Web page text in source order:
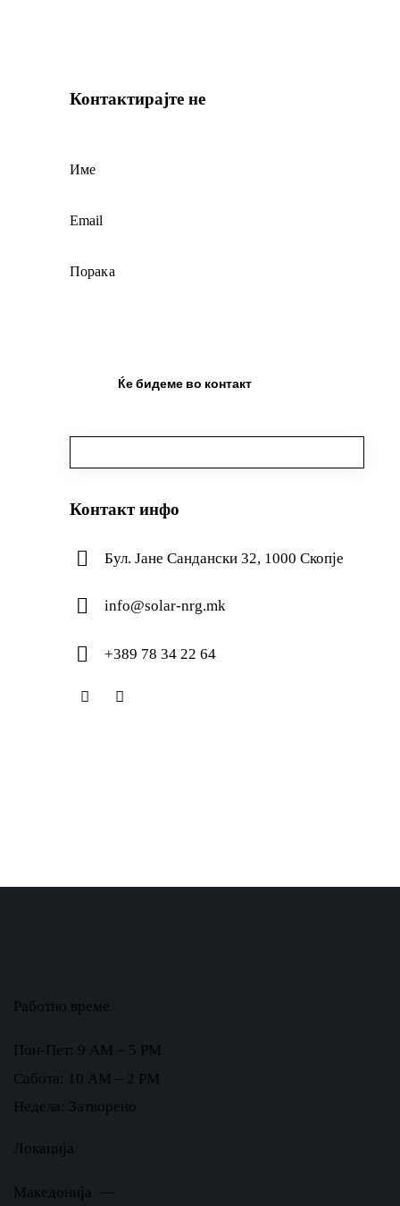
Контактирајте не
Контакт инфо
Бул. Јане Сандански 32, 1000 Скопје
info@solar-nrg.mk
+389 78 34 22 64
facebook-instagram
Работно време
Пон-Пет: 9 AM – 5 PM
Сабота: 10 AM – 2 PM
Недела: Затворено
Локација
Македонија —